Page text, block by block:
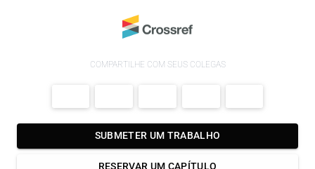
COMPARTILHE COM SEUS COLEGAS
SUBMETER UM TRABALHO
RESERVAR UM CAPÍTULO